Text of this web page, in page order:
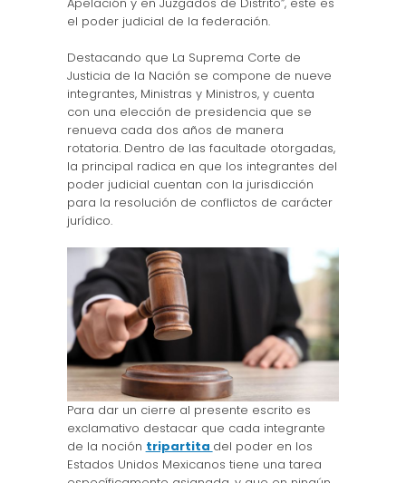
el poder judicial de la federación.
Destacando que La Suprema Corte de
Justicia de la Nación se compone de nueve
integrantes, Ministras y Ministros, y cuenta
con una elección de presidencia que se
renueva cada dos años de manera
rotatoria. Dentro de las facultade otorgadas,
la principal radica en que los integrantes del
poder judicial cuentan con la jurisdicción
para la resolución de conflictos de carácter
jurídico.
Para dar un cierre al presente escrito es
exclamativo destacar que cada integrante
de la noción tripartita del poder en los
Estados Unidos Mexicanos tiene una tarea